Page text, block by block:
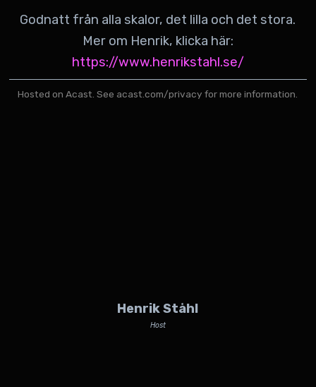
Godnatt från alla skalor, det lilla och det stora.
Mer om Henrik, klicka här:
https://www.henrikstahl.se/
Hosted on Acast. See acast.com/privacy for more information.
Henrik Ståhl
Host